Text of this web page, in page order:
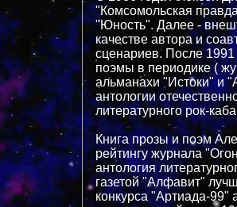
"Комсомольская
"Юность". Далее -
качестве автора и
сценариев. После 1991
поэмы в периодике (
альманахи "Истоки" и
антологии
литературного рок-
Книга прозы и поэм
рейтингу журнала
антология
газетой "Алфавит"
конкурса "Артиада-99"